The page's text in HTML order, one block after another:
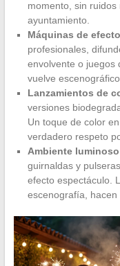
momento, sin
ayuntamiento.
Máquinas de
profesionales,
envolvente o juegos
vuelve
Lanzamientos de
versiones
Un toque de color
verdadero respeto
Ambiente
guirnaldas y
efecto espectáculo.
escenografía, hacen